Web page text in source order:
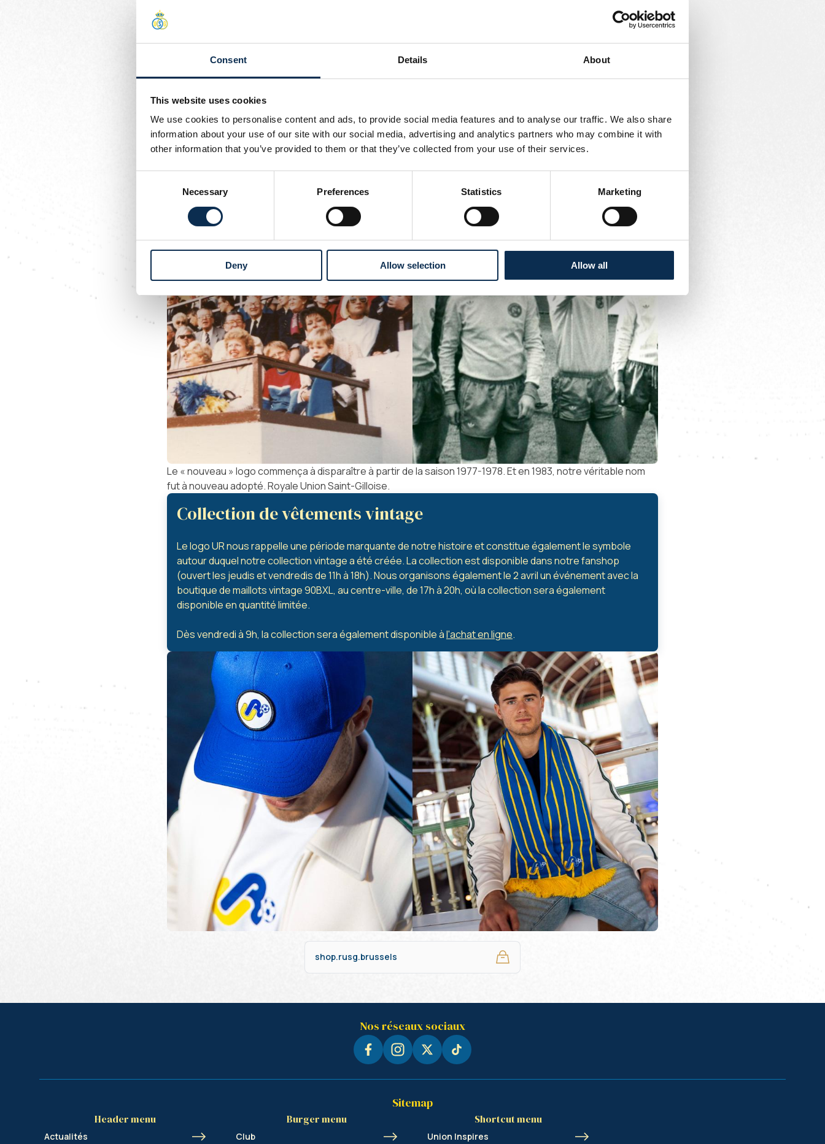
Consent Details About
This website uses cookies
We use cookies to personalise content and ads, to provide social media features and to analyse our traffic. We also share
information about your use of our site with our social media, advertising and analytics partners who may combine it with
other information that you’ve provided to them or that they’ve collected from your use of their services.
Necessary Preferences Statistics Marketing
Deny Allow selection Allow all
division, ce qui ne réussit d'ailleurs pas. La Vieille Dame devait coûte que coûte devenir une dame dans le vent.
Et le logo du club ? Il resterait le symbole du renouveau et du changement. Au sens propre du terme. Les
Du nouveau à l'ancien
C'est ainsi que ce dernier logo apparut pour la première fois sur les abonnements en 1975 et sur les maillots
en 1976. Emportée par ses rêves fous et de nouveaux gouffres financiers, l'Union fonçait à toute allure vers
la faillite.
Le « nouveau » logo commença à disparaître à partir de la saison 1977-1978. Et en 1983, notre véritable nom
fut à nouveau adopté. Royale Union Saint-Gilloise.
Collection de vêtements vintage
Le logo UR nous rappelle une période marquante de notre histoire et constitue également le symbole
autour duquel notre collection vintage a été créée. La collection est disponible dans notre fanshop
(ouvert les jeudis et vendredis de 11h à 18h). Nous organisons également le 2 avril un événement avec la
boutique de maillots vintage 90BXL, au centre-ville, de 17h à 20h, où la collection sera également
disponible en quantité limitée.
Dès vendredi à 9h, la collection sera également disponible àl'achat en ligne.
shop.rusg.brussels
Nos réseaux sociaux
Sitemap
Header menu
Actualités
Burger menu
Club
Shortcut menu
Union Inspires